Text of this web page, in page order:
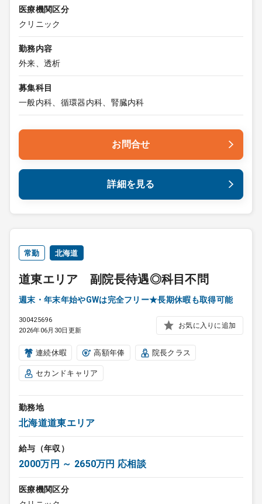
医療機関区分
クリニック
勤務内容
外来、透析
募集科目
一般内科、循環器内科、腎臓内科
お問合せ
詳細を見る
常勤 北海道
道東エリア 副院長待遇◎科目不問
週末・年末年始やGWは完全フリー★長期休暇も取得可能
300425696
2026年06月30日更新
お気に入りに追加
連続休暇 高額年俸 院長クラス
セカンドキャリア
勤務地
北海道道東エリア
給与（年収）
2000万円 ～ 2650万円 応相談
医療機関区分